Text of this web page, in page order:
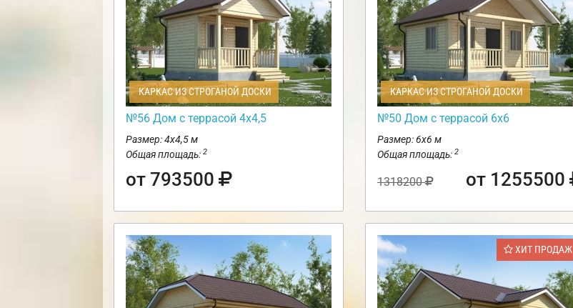
КАРКАС ИЗ СТРОГАНОЙ ДОСКИ
№56 Дом с террасой 4х4,5
Размер: 4х4,5 м
Общая площадь: 2
от 793500
КАРКАС ИЗ СТРОГАНОЙ ДОСКИ
№50 Дом с террасой 6х6
Размер: 6х6 м
Общая площадь: 2
1318200 от 1255500
ХИТ ПРОДАЖ